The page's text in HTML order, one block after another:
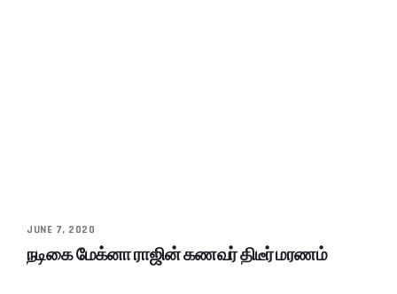
JUNE 7, 2020
நடிகை மேக்னா ராஜின் கணவர் திடீர் மரணம்